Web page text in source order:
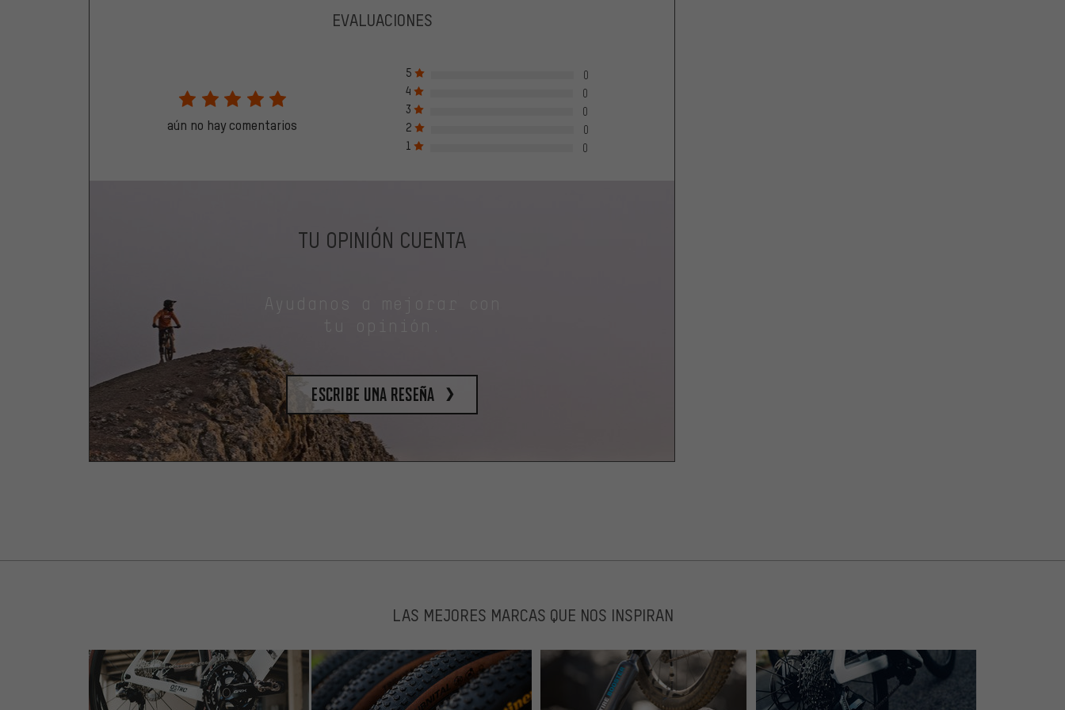
EVALUACIONES
aún no hay comentarios
5
0
4
0
3
0
2
0
1
0
TU OPINIÓN CUENTA
tu opinión.
escribe una reseña
LAS MEJORES MARCAS QUE NOS INSPIRAN